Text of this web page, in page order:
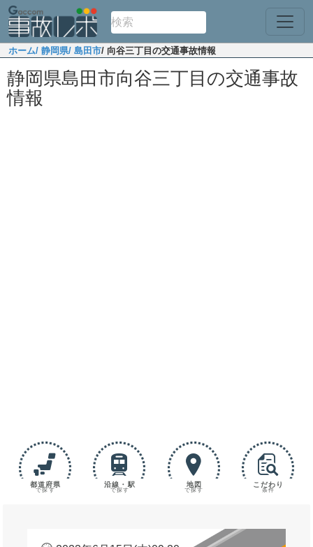
ホーム/ 静岡県/ 島田市/ 向谷三丁目の交通事故情報
静岡県島田市向谷三丁目の交通事故
情報
都道府県
で探す
沿線・駅
で探す
地図
で探す
こだわり
条件